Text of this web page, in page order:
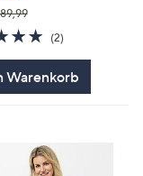
5.0
von
(2)
Warenkorb